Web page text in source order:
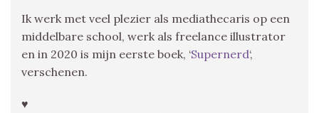
Ik werk met veel plezier als mediathecaris op een
middelbare school, werk als freelance illustrator
en in 2020 is mijn eerste boek, ‘Supernerd‘,
verschenen.
♥